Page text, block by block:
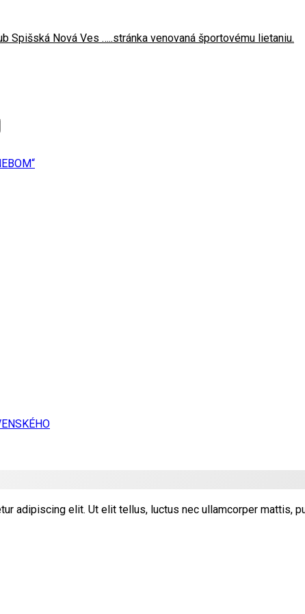
Spišská Nová Ves …..stránka venovaná športovému lietaniu.
adipiscing elit. Ut elit tellus, luctus nec ullamcorper mattis,